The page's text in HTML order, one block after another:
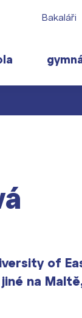
Mám problém!
školního
Bakaláři
of
na